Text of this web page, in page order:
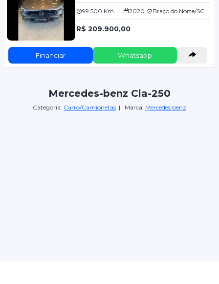
99.500 Km 2020 Braço do Norte/SC
R$ 209.900,00
Financiar Whatsapp
Mercedes-benz Cla-250
Categoria: Carro/Camionetas | Marca: Mercedes benz